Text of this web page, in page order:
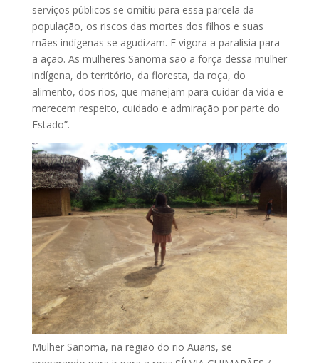
serviços públicos se omitiu para essa parcela da
população, os riscos das mortes dos filhos e suas
mães indígenas se agudizam. E vigora a paralisia para
a ação. As mulheres Sanöma são a força dessa mulher
indígena, do território, da floresta, da roça, do
alimento, dos rios, que manejam para cuidar da vida e
merecem respeito, cuidado e admiração por parte do
Estado”.
Mulher Sanöma, na região do rio Auaris, se